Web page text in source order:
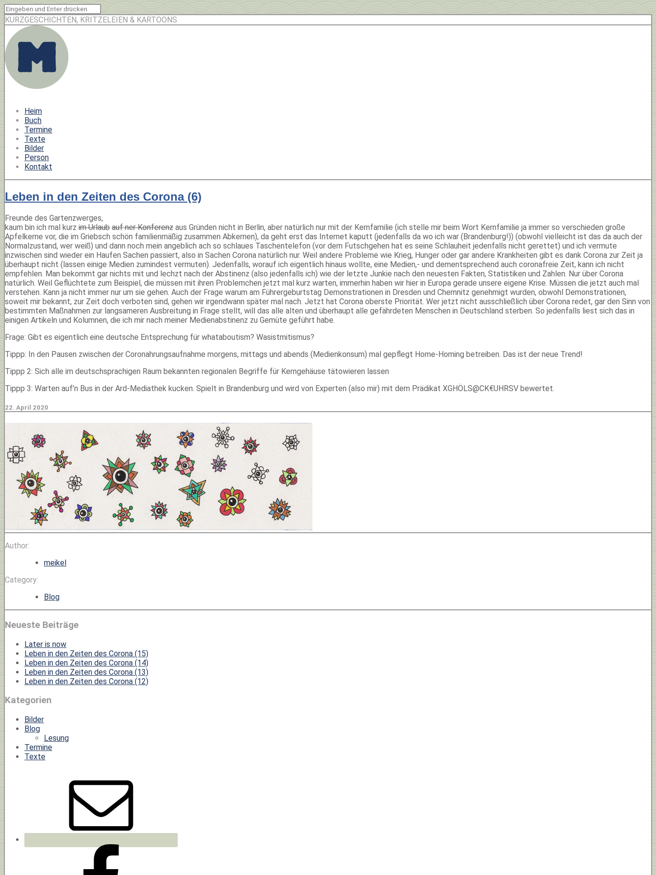
KURZGESCHICHTEN, KRITZELEIEN & KARTOONS
Heim
Buch
Termine
Texte
Bilder
Person
Kontakt
Leben in den Zeiten des Corona (6)
Freunde des Gartenzwerges,
kaum bin ich mal kurz im Urlaub auf ner Konferenz aus Gründen nicht in Berlin, aber natürlich nur mit der Kernfamilie (ich stelle mir beim Wort Kernfamilie ja immer so verschieden große
Apfelkerne vor, die im Griebsch schön familienmäßig zusammen Abkernen), da geht erst das Internet kaputt (jedenfalls da wo ich war (Brandenburg!)) (obwohl vielleicht ist das da auch der
Normalzustand, wer weiß) und dann noch mein angeblich ach so schlaues Taschentelefon (vor dem Futschgehen hat es seine Schlauheit jedenfalls nicht gerettet) und ich vermute
inzwischen sind wieder ein Haufen Sachen passiert, also in Sachen Corona natürlich nur. Weil andere Probleme wie Krieg, Hunger oder gar andere Krankheiten gibt es dank Corona zur Zeit ja
überhaupt nicht (lassen einige Medien zumindest vermuten). Jedenfalls, worauf ich eigentlich hinaus wollte, eine Medien,- und dementsprechend auch coronafreie Zeit, kann ich nicht
empfehlen. Man bekommt gar nichts mit und lechzt nach der Abstinenz (also jedenfalls ich) wie der letzte Junkie nach den neuesten Fakten, Statistiken und Zahlen. Nur über Corona
natürlich. Weil Geflüchtete zum Beispiel, die müssen mit ihren Problemchen jetzt mal kurz warten, immerhin haben wir hier in Europa gerade unsere eigene Krise. Müssen die jetzt auch mal
verstehen. Kann ja nicht immer nur um sie gehen. Auch der Frage warum am Führergeburtstag Demonstrationen in Dresden und Chemnitz genehmigt wurden, obwohl Demonstrationen,
soweit mir bekannt, zur Zeit doch verboten sind, gehen wir irgendwann später mal nach. Jetzt hat Corona oberste Priorität. Wer jetzt nicht ausschließlich über Corona redet, gar den Sinn von
bestimmten Maßnahmen zur langsameren Ausbreitung in Frage stellt, will das alle alten und überhaupt alle gefährdeten Menschen in Deutschland sterben. So jedenfalls liest sich das in
einigen Artikeln und Kolumnen, die ich mir nach meiner Medienabstinenz zu Gemüte geführt habe.
Frage: Gibt es eigentlich eine deutsche Entsprechung für whataboutism? Wasistmitismus?
Tippp: In den Pausen zwischen der Coronahrungsaufnahme morgens, mittags und abends (Medienkonsum) mal gepflegt Home-Homing betreiben. Das ist der neue Trend!
Tippp 2: Sich alle im deutschsprachigen Raum bekannten regionalen Begriffe für Kerngehäuse tätowieren lassen
Tippp 3: Warten auf’n Bus in der Ard-Mediathek kucken. Spielt in Brandenburg und wird von Experten (also mir) mit dem Prädikat XGHÖLS@CK€UHRSV bewertet.
22. April 2020
Author:
meikel
Category:
Blog
Neueste Beiträge
Later is now
Leben in den Zeiten des Corona (15)
Leben in den Zeiten des Corona (14)
Leben in den Zeiten des Corona (13)
Leben in den Zeiten des Corona (12)
Kategorien
Bilder
Blog
Lesung
Termine
Texte